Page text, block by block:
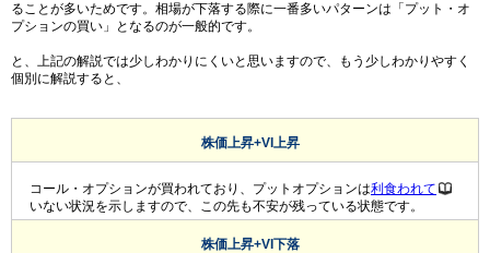
ることが多いためです。相場が下落する際に一番多いパターンは「プット・オ
プションの買い」となるのが一般的です。
と、上記の解説では少しわかりにくいと思いますので、もう少しわかりやすく
個別に解説すると、
株価上昇+VI上昇
コール・オプションが買われており、プットオプションは利食われて
いない状況を示しますので、この先も不安が残っている状態です。
株価上昇+VI下落